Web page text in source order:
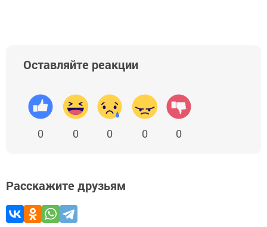
Оставляйте реакции
0 0 0 0 0
Расскажите друзьям